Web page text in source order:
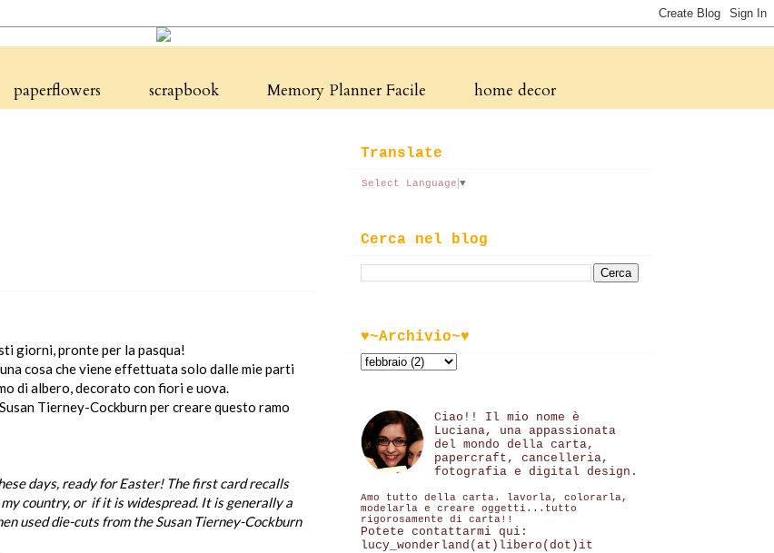
paperflowers scrapbook Memory Planner Facile home decor
giorni, pronte per la pasqua!
cosa che viene effettuata solo dalle mie parti
di albero, decorato con fiori e uova.
Tierney-Cockburn per creare questo ramo
days, ready for Easter! The first card recalls
country, or if it is widespread. It is generally a
used die-cuts from the Susan Tierney-Cockburn
Translate
Select Language ▼
Cerca nel blog
♥~Archivio~♥
Ciao!! Il mio nome è
Luciana, una appassionata
del mondo della carta,
papercraft, cancelleria,
fotografia e digital design.
Amo tutto della carta. lavorla, colorarla,
modelarla e creare oggetti...tutto
rigorosamente di carta!!
Potete contattarmi qui:
lucy_wonderland(at)libero(dot)it